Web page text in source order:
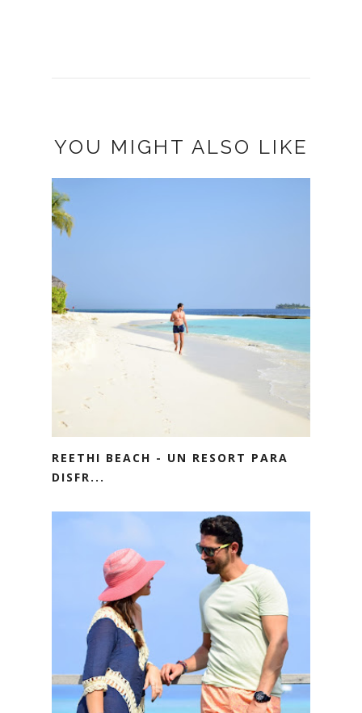
YOU MIGHT ALSO LIKE
REETHI BEACH - UN RESORT PARA
DISFR...